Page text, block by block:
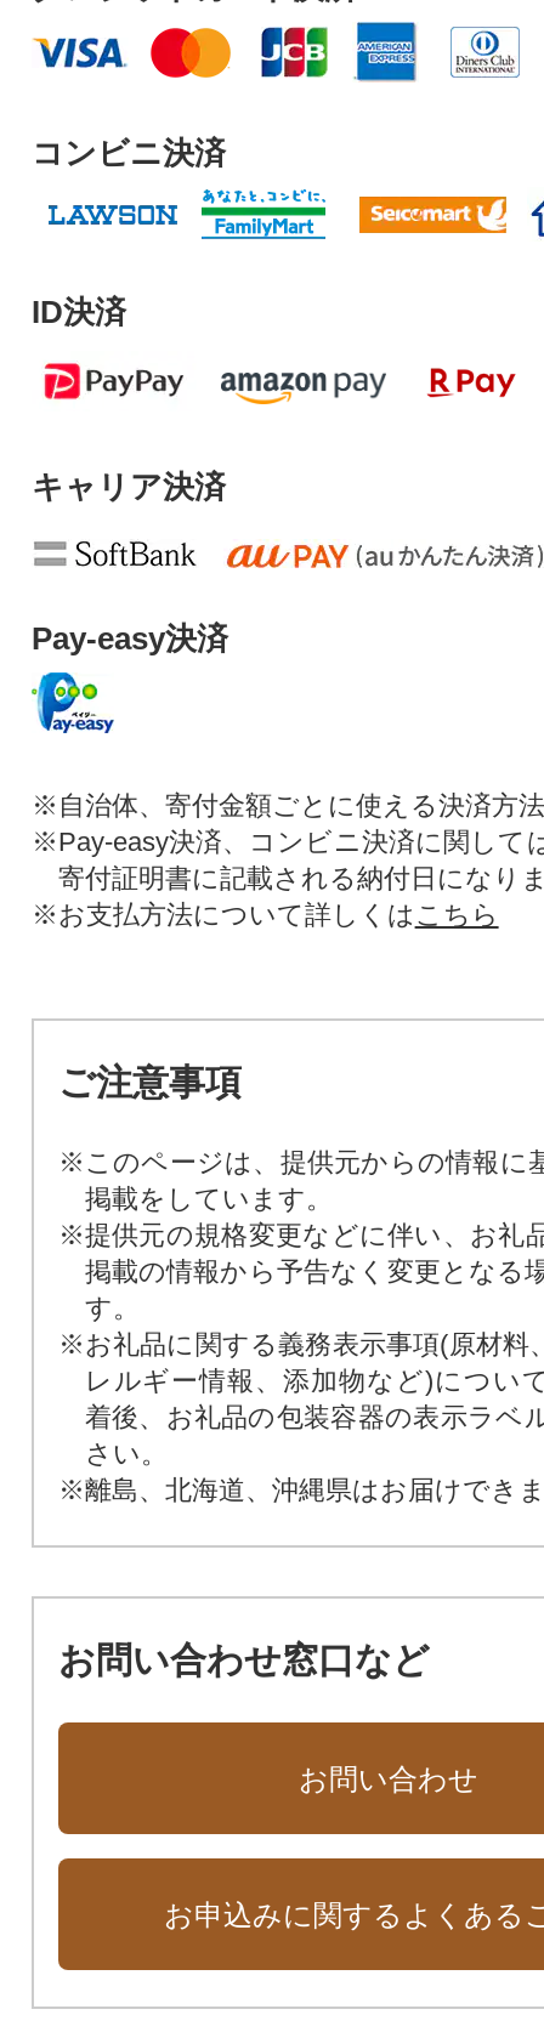
コンビニ決済
ID決済
キャリア決済
Pay-easy決済
※自治体、寄付金額ごとに使える決済方
※Pay-easy決済、コンビニ決済に関して
寄付証明書に記載される納付日になり
※お支払方法について詳しくは こちら
ご注意事項
※このページは、提供元からの情報に
掲載をしています。
※提供元の規格変更などに伴い、お礼
掲載の情報から予告なく変更となる
す。
※お礼品に関する義務表示事項(原材料
レルギー情報、添加物など)につい
着後、お礼品の包装容器の表示ラベ
さい。
※離島、北海道、沖縄県はお届けでき
お問い合わせ窓口など
お問い合わせ
お申込みに関するよくある